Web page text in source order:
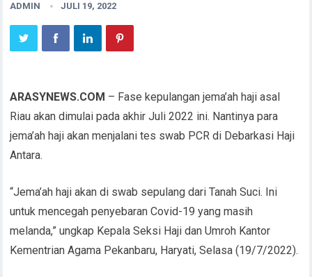
ADMIN JULI 19, 2022
ARASYNEWS.COM – Fase kepulangan jema’ah haji asal
Riau akan dimulai pada akhir Juli 2022 ini. Nantinya para
jema’ah haji akan menjalani tes swab PCR di Debarkasi Haji
Antara.
“Jema’ah haji akan di swab sepulang dari Tanah Suci. Ini
untuk mencegah penyebaran Covid-19 yang masih
melanda,” ungkap Kepala Seksi Haji dan Umroh Kantor
Kementrian Agama Pekanbaru, Haryati, Selasa (19/7/2022).